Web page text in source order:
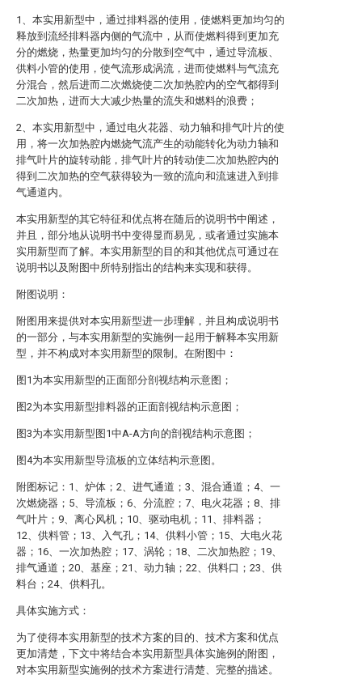
1、本实用新型中，通过排料器的使用，使燃料更加均匀的
释放到流经排料器内侧的气流中，从而使燃料得到更加充
分的燃烧，热量更加均匀的分散到空气中，通过导流板、
供料小管的使用，使气流形成涡流，进而使燃料与气流充
分混合，然后进而二次燃烧使二次加热腔内的空气都得到
二次加热，进而大大减少热量的流失和燃料的浪费；
2、本实用新型中，通过电火花器、动力轴和排气叶片的使
用，将一次加热腔内燃烧气流产生的动能转化为动力轴和
排气叶片的旋转动能，排气叶片的转动使二次加热腔内的
得到二次加热的空气获得较为一致的流向和流速进入到排
气通道内。
本实用新型的其它特征和优点将在随后的说明书中阐述，
并且，部分地从说明书中变得显而易见，或者通过实施本
实用新型而了解。本实用新型的目的和其他优点可通过在
说明书以及附图中所特别指出的结构来实现和获得。
附图说明：
附图用来提供对本实用新型进一步理解，并且构成说明书
的一部分，与本实用新型的实施例一起用于解释本实用新
型，并不构成对本实用新型的限制。在附图中：
图1为本实用新型的正面部分剖视结构示意图；
图2为本实用新型排料器的正面剖视结构示意图；
图3为本实用新型图1中A-A方向的剖视结构示意图；
图4为本实用新型导流板的立体结构示意图。
附图标记：1、炉体；2、进气通道；3、混合通道；4、一
次燃烧器；5、导流板；6、分流腔；7、电火花器；8、排
气叶片；9、离心风机；10、驱动电机；11、排料器；
12、供料管；13、入气孔；14、供料小管；15、大电火花
器；16、一次加热腔；17、涡轮；18、二次加热腔；19、
排气通道；20、基座；21、动力轴；22、供料口；23、供
料台；24、供料孔。
具体实施方式：
为了使得本实用新型的技术方案的目的、技术方案和优点
更加清楚，下文中将结合本实用新型具体实施例的附图，
对本实用新型实施例的技术方案进行清楚、完整的描述。